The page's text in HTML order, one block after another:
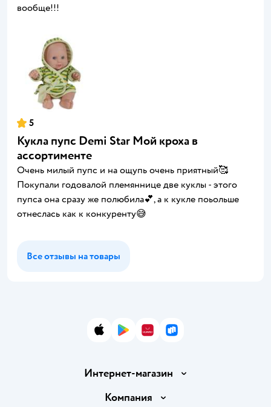
вообще!!!
5
Кукла пупс Demi Star Мой кроха в
ассортименте
Очень милый пупс и на ощупь очень приятный🥰
Покупали годовалой племяннице две куклы - этого
пупса она сразу же полюбила💕, а к кукле поьольше
отнеслась как к конкуренту😅
Все отзывы на товары
App StoreGoogle Play
AppGallery
RuStore
Интернет-магазин
Доставка и оплата
Компания